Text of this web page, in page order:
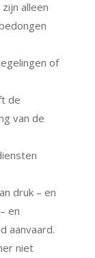
alleen
of
de
van de
druk – en
en
aanvaard.
niet